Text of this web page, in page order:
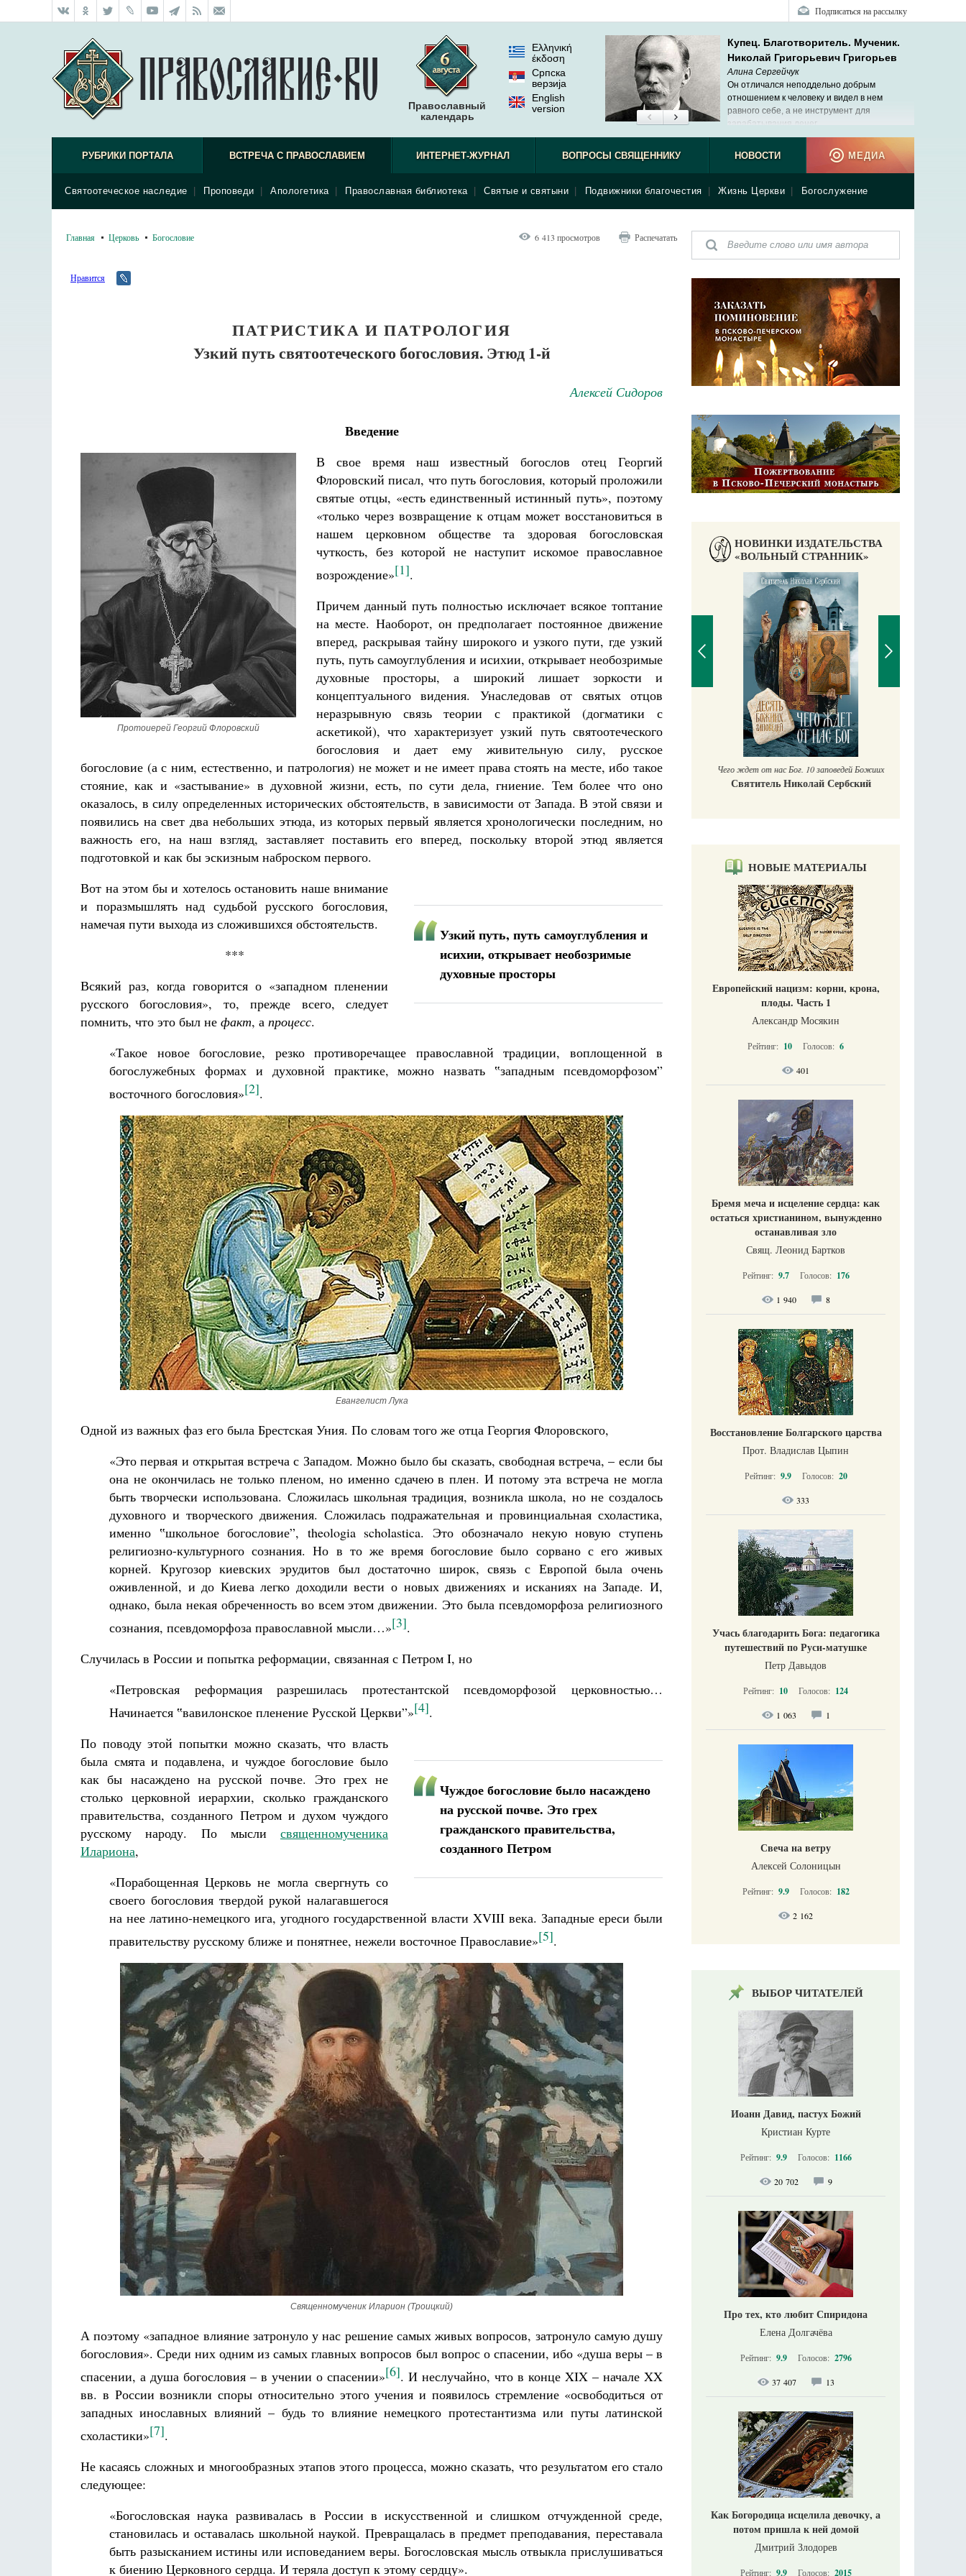
Подписаться на рассылку
Православный
календарь
Ελληνική
έκδοση
Српска
верзиjа
English
version
Купец. Благотворитель. Мученик.
Николай Григорьевич Григорьев
Алина Сергейчук
Он отличался неподдельно добрым
отношением к человеку и видел в нем
равного себе, а не инструмент для
зарабатывания денег.
РУБРИКИ ПОРТАЛА ВСТРЕЧА С ПРАВОСЛАВИЕМ
Святоотеческое наследие Проповеди Апологетика Православная библиотека Святые и святыни Подвижники благочестия Жизнь Церкви Богослужение
ИНТЕРНЕТ-ЖУРНАЛ ВОПРОСЫ СВЯЩЕННИКУ НОВОСТИ МЕДИА
Главная Церковь Богословие 6 413 просмотров Распечатать
Нравится
ПАТРИСТИКА И ПАТРОЛОГИЯ
Узкий путь святоотеческого богословия. Этюд 1-й
Алексей Сидоров
Введение
Протоиерей Георгий Флоровский
В свое время наш известный богослов отец Георгий
Флоровский писал, что путь богословия, который проложили
святые отцы, «есть единственный истинный путь», поэтому
«только через возвращение к отцам может восстановиться в
нашем церковном обществе та здоровая богословская
чуткость, без которой не наступит искомое православное
возрождение»[1].
Причем данный путь полностью исключает всякое топтание
на месте. Наоборот, он предполагает постоянное движение
вперед, раскрывая тайну широкого и узкого пути, где узкий
путь, путь самоуглубления и исихии, открывает необозримые
духовные просторы, а широкий лишает зоркости и
концептуального видения. Унаследовав от святых отцов
неразрывную связь теории с практикой (догматики с
аскетикой), что характеризует узкий путь святоотеческого
богословия и дает ему живительную силу, русское
богословие (а с ним, естественно, и патрология) не может и не имеет права стоять на месте, ибо такое
стояние, как и «застывание» в духовной жизни, есть, по сути дела, гниение. Тем более что оно
оказалось, в силу определенных исторических обстоятельств, в зависимости от Запада. В этой связи и
появились на свет два небольших этюда, из которых первый является хронологически последним, но
важность его, на наш взгляд, заставляет поставить его вперед, поскольку второй этюд является
подготовкой и как бы эскизным наброском первого.
Узкий путь, путь самоуглубления и
исихии, открывает необозримые
духовные просторы
Вот на этом бы и хотелось остановить наше внимание
и поразмышлять над судьбой русского богословия,
намечая пути выхода из сложившихся обстоятельств.
***
Всякий раз, когда говорится о «западном пленении
русского богословия», то, прежде всего, следует
помнить, что это был не факт, а процесс.
«Такое новое богословие, резко противоречащее православной традиции, воплощенной в
богослужебных формах и духовной практике, можно назвать ‟западным псевдоморфозом”
восточного богословия»[2].
Евангелист Лука
Одной из важных фаз его была Брестская Уния. По словам того же отца Георгия Флоровского,
«Это первая и открытая встреча с Западом. Можно было бы сказать, свободная встреча, – если бы
она не окончилась не только пленом, но именно сдачею в плен. И потому эта встреча не могла
быть творчески использована. Сложилась школьная традиция, возникла школа, но не создалось
духовного и творческого движения. Сложилась подражательная и провинциальная схоластика,
именно ‟школьное богословие”, theologia scholastica. Это обозначало некую новую ступень
религиозно-культурного сознания. Но в то же время богословие было сорвано с его живых
корней. Кругозор киевских эрудитов был достаточно широк, связь с Европой была очень
оживленной, и до Киева легко доходили вести о новых движениях и исканиях на Западе. И,
однако, была некая обреченность во всем этом движении. Это была псевдоморфоза религиозного
сознания, псевдоморфоза православной мысли…»[3].
Случилась в России и попытка реформации, связанная с Петром I, но
«Петровская реформация разрешилась протестантской псевдоморфозой церковностью…
Начинается ‟вавилонское пленение Русской Церкви”»[4].
Чуждое богословие было насаждено
на русской почве. Это грех
гражданского правительства,
созданного Петром
По поводу этой попытки можно сказать, что власть
была смята и подавлена, и чуждое богословие было
как бы насаждено на русской почве. Это грех не
столько церковной иерархии, сколько гражданского
правительства, созданного Петром и духом чуждого
русскому народу. По мысли священномученика
Илариона,
«Порабощенная Церковь не могла свергнуть со
своего богословия твердой рукой налагавшегося
на нее латино-немецкого ига, угодного государственной власти XVIII века. Западные ереси были
правительству русскому ближе и понятнее, нежели восточное Православие»[5].
Священномученик Иларион (Троицкий)
А поэтому «западное влияние затронуло у нас решение самых живых вопросов, затронуло самую душу
богословия». Среди них одним из самых главных вопросов был вопрос о спасении, ибо «душа веры – в
спасении, а душа богословия – в учении о спасении»[6]. И неслучайно, что в конце XIX – начале XX
вв. в России возникли споры относительно этого учения и появилось стремление «освободиться от
западных инославных влияний – будь то влияние немецкого протестантизма или путы латинской
схоластики»[7].
Не касаясь сложных и многообразных этапов этого процесса, можно сказать, что результатом его стало
следующее:
«Богословская наука развивалась в России в искусственной и слишком отчужденной среде,
становилась и оставалась школьной наукой. Превращалась в предмет преподавания, переставала
быть разысканием истины или исповеданием веры. Богословская мысль отвыкла прислушиваться
к биению Церковного сердца. И теряла доступ к этому сердцу».
НОВИНКИ ИЗДАТЕЛЬСТВА
«ВОЛЬНЫЙ СТРАННИК»
Фредерика де Грааф Как найти своё место в жизни
Кирилл Мурышев
Великомученик Георгий Победоносец. Научись у
святого
Роман Котов Чего ждет от нас Бог. 10 заповедей Божиих
Святитель Николай Сербский
НОВЫЕ МАТЕРИАЛЫ
Европейский нацизм: корни, крона,
плоды. Часть 1
Александр Мосякин
Рейтинг: 10 Голосов: 6
401
Бремя меча и исцеление сердца: как
остаться христианином, вынужденно
останавливая зло
Свящ. Леонид Бартков
Рейтинг: 9.7 Голосов: 176
1 940 8
Восстановление Болгарского царства
Прот. Владислав Цыпин
Рейтинг: 9.9 Голосов: 20
333
Учась благодарить Бога: педагогика
путешествий по Руси-матушке
Петр Давыдов
Рейтинг: 10 Голосов: 124
1 063 1
Свеча на ветру
Алексей Солоницын
Рейтинг: 9.9 Голосов: 182
2 162
ВЫБОР ЧИТАТЕЛЕЙ
Иоанн Давид, пастух Божий
Кристиан Курте
Рейтинг: 9.9 Голосов: 1166
20 702 9
Про тех, кто любит Спиридона
Елена Долгачёва
Рейтинг: 9.9 Голосов: 2796
37 407 13
Как Богородица исцелила девочку, а
потом пришла к ней домой
Дмитрий Злодорев
Рейтинг: 9.9 Голосов: 2015